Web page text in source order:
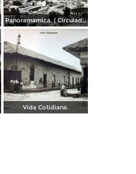
Panoramamica. ( Circulada el 6 de Febrero de 1947 ).
Vida Cotidiana.